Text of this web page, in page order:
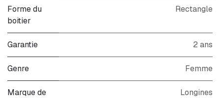
Forme du
boitier
Rectangle
Garantie 2 ans
Genre Femme
Marque de
Longines